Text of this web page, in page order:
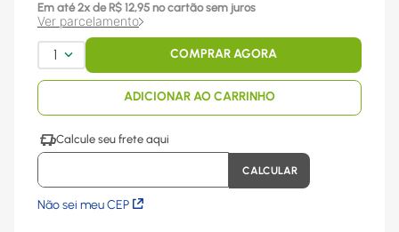
Em até 2x de R$ 12,95 no cartão sem juros
Ver parcelamento
1 COMPRAR AGORA
ADICIONAR AO CARRINHO
Não sei meu CEP